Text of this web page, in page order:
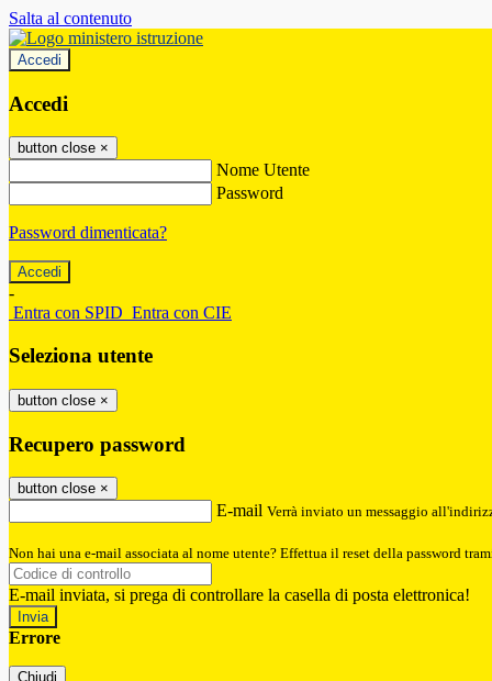
Salta al contenuto
Accedi
Accedi
button close ×
Nome Utente
Password
Password dimenticata?
-
Entra con SPID Entra con CIE
Seleziona utente
button close ×
Recupero password
button close ×
E-mail Verrà inviato un messaggio
Non hai una e-mail associata al nome utente? Effettua il reset della password
E-mail inviata, si prega di controllare la casella di posta elettronica!
Errore
Chiudi